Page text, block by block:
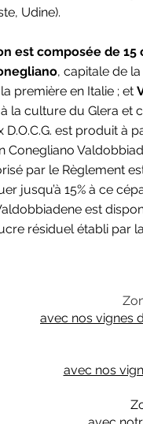
Udine).
est composée de
, capitale de
première en Italie ; et
la culture du Glera et
D.O.C.G. est produit à
Conegliano
par le Règlement
jusqu’à 15% à ce
est
résiduel établi par
avec nos vignes
avec nos